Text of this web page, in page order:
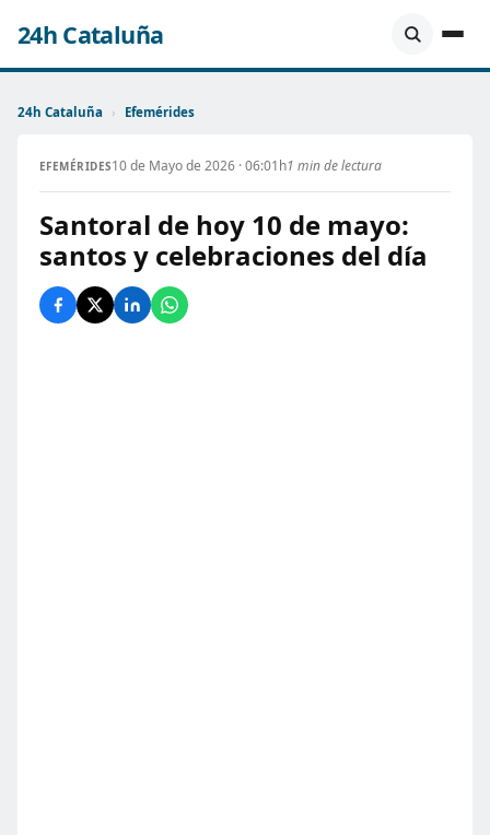
24h Cataluña
24h Cataluña › Efemérides
EFEMÉRIDES10 de Mayo de 2026 · 06:01h1 min de lectura
Santoral de hoy 10 de mayo:
santos y celebraciones del día